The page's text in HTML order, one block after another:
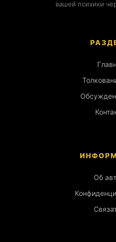
вашей психики
Об